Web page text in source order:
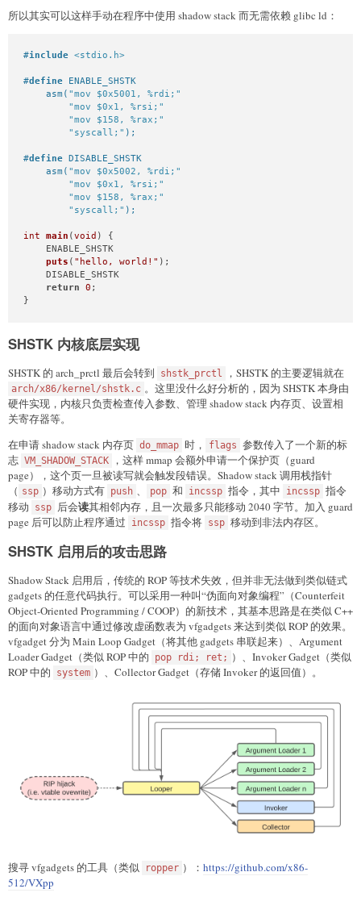
    movl %edx, %edi\n\
    call _dl_cet_setup_features\n\
    movq %r12, %rax\n\
    movq %r13, %rsp\n\
所以其实可以这样手动在程序中使用 shadow stack 而无需依赖 glibc ld：
#include <stdio.h>
#define ENABLE_SHSTK
    asm(
"mov $0x5001, %rdi;"
"mov $0x1, %rsi;"
"mov $158, %rax;"
"syscall;" );
#define DISABLE_SHSTK
    asm(
"mov $0x5002, %rdi;"
"mov $0x1, %rsi;"
"mov $158, %rax;"
"syscall;" );
int main (void )
{
    ENABLE_SHSTK
puts ( "hello, world!" ) ;
    DISABLE_SHSTK
return
0 ;
}
SHSTK 内核底层实现
SHSTK 的 arch_prctl 最后会转到 shstk_prctl ，SHSTK 的主要逻辑就在
arch/x86/kernel/shstk.c 。这里没什么好分析的，因为 SHSTK 本身由
硬件实现，内核只负责检查传入参数、管理 shadow stack 内存页、设置相
关寄存器等。
在申请 shadow stack 内存页 do_mmap 时， flags 参数传入了一个新的标
志 VM_SHADOW_STACK
，这样 mmap 会额外申请一个保护页（guard
page），这个页一旦被读写就会触发段错误。Shadow stack 调用栈指针
（ ssp ）移动方式有 push 、 pop 和 incssp 指令，其中 incssp 指令
移动
ssp 后会读其相邻内存，且一次最多只能移动 2040 字节。加入 guard
page 后可以防止程序通过
incssp 指令将 ssp 移动到非法内存区。
SHSTK 启用后的攻击思路
Shadow Stack 启用后，传统的 ROP 等技术失效，但并非无法做到类似链式
gadgets 的任意代码执行。可以采用一种叫“伪面向对象编程”（Counterfeit
Object-Oriented Programming / COOP）的新技术，其基本思路是在类似 C++
的面向对象语言中通过修改虚函数表为 vfgadgets 来达到类似 ROP 的效果。
vfgadget 分为 Main Loop Gadget（将其他 gadgets 串联起来）、Argument
Loader Gadget（类似 ROP 中的
pop rdi; ret; ）、Invoker Gadget（类似
ROP 中的
system ）、Collector Gadget（存储 Invoker 的返回值）。
搜寻 vfgadgets 的工具（类似 ropper ）： https://github.com/x86-
512/VXpp